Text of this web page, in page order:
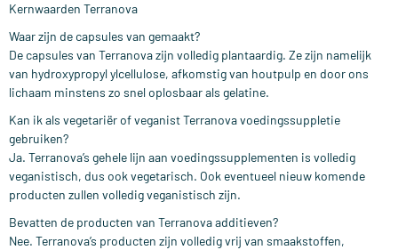
Kernwaarden Terranova
Waar zijn de capsules van gemaakt?
De capsules van Terranova zijn volledig plantaardig. Ze zijn namelijk
van hydroxypropyl ylcellulose, afkomstig van houtpulp en door ons
lichaam minstens zo snel oplosbaar als gelatine.
Kan ik als vegetariër of veganist Terranova voedingssuppletie
gebruiken?
Ja. Terranova’s gehele lijn aan voedingssupplementen is volledig
veganistisch, dus ook vegetarisch. Ook eventueel nieuw komende
producten zullen volledig veganistisch zijn.
Bevatten de producten van Terranova additieven?
Nee. Terranova’s producten zijn volledig vrij van smaakstoffen,